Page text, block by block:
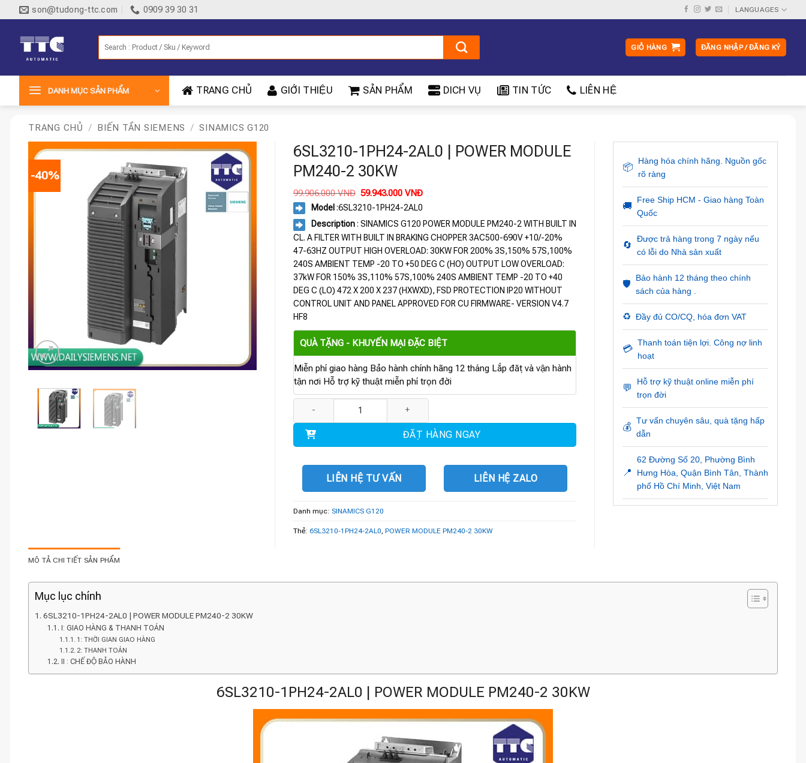
qua
son@tudong-ttc.com 0909 39 30 31 LANGUAGES
GIỎ HÀNG ĐĂNG NHẬP / ĐĂNG KÝ
DANH MỤC SẢN PHẨM TRANG CHỦ GIỚI THIỆU SẢN PHẨM DICH VỤ TIN TỨC LIÊN HỆ
TRANG CHỦ / BIẾN TẦN SIEMENS / SINAMICS G120
-40%
6SL3210-1PH24-2AL0 | POWER MODULE
PM240-2 30KW
99.906.000VNĐ Giá
gốc
là:
99.906.000 VNĐ.
59.943.000VNĐGiá
là:
59.943.000 VNĐ.
Model :6SL3210-1PH24-2AL0
Description: SINAMICS G120 POWER MODULE PM240-2 WITH BUILT IN
CL. A FILTER WITH BUILT IN BRAKING CHOPPER 3AC500-690V +10/-20%
47-63HZ OUTPUT HIGH OVERLOAD: 30KW FOR 200% 3S,150% 57S,100%
240S AMBIENT TEMP -20 TO +50 DEG C (HO) OUTPUT LOW OVERLOAD:
37kW FOR 150% 3S,110% 57S,100% 240S AMBIENT TEMP -20 TO +40
DEG C (LO) 472 X 200 X 237 (HXWXD), FSD PROTECTION IP20 WITHOUT
CONTROL UNIT AND PANEL APPROVED FOR CU FIRMWARE- VERSION V4.7
HF8
QUÀ TẶNG - KHUYẾN MẠI ĐẶC BIỆT
Miễn phí giao hàng Bảo hành chính hãng 12 tháng Lắp đặt và vận hành
tận nơi Hỗ trợ kỹ thuật miễn phí trọn đời
ĐẶT HÀNG NGAY
LIÊN HỆ TƯ VẤN LIÊN HỆ ZALO
Danh mục: SINAMICS G120
Thẻ: 6SL3210-1PH24-2AL0 POWER MODULE PM240-2 30KW
📦
Hàng hóa chính hãng. Nguồn gốc
rõ ràng
🚚
Free Ship HCM - Giao hàng Toàn
Quốc
🔄
Được trả hàng trong 7 ngày nếu
có lỗi do Nhà sản xuất
🛡️
Bảo hành 12 tháng theo chính
sách của hàng .
♻️ Đầy đủ CO/CQ, hóa đơn VAT
💳
Thanh toán tiện lợi. Công nợ linh
hoạt
💬
Hỗ trợ kỹ thuật online miễn phí
trọn đời
💰
Tư vấn chuyên sâu, quà tặng hấp
dẫn
📍
62 Đường Số 20, Phường Bình
Hưng Hòa, Quận Bình Tân, Thành
phố Hồ Chí Minh, Việt Nam
MÔ TẢ CHI TIẾT SẢN PHẨM
Mục lục chính
6SL3210-1PH24-2AL0 | POWER MODULE PM240-2 30KW
I: GIAO HÀNG & THANH TOÁN
1: THỜI GIAN GIAO HÀNG
2: THANH TOÁN
II : CHẾ ĐỘ BẢO HÀNH
6SL3210-1PH24-2AL0 | POWER MODULE PM240-2 30KW